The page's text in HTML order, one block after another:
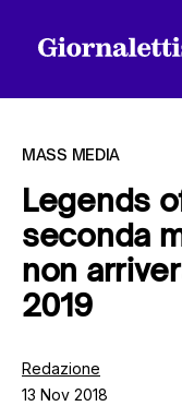
Tutti gli articoli
MASS MEDIA
Legends
seconda
non
2019
Redazione
13 Nov 2018